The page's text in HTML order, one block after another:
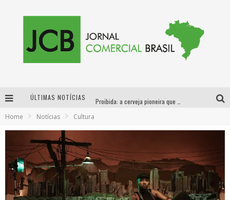
ÚLTIMAS NOTÍCIAS
Sucesso absoluto: Exposete 2026 ultrapassa a marca de 25 mil ingressos vendidos em apenas uma semana
Home Notícias Cultura